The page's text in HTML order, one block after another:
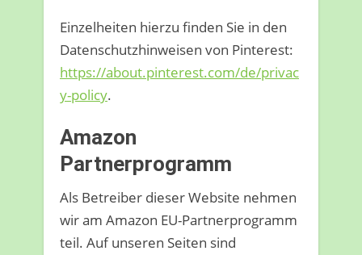
Einzelheiten hierzu finden Sie in den
Datenschutzhinweisen von Pinterest:
https://about.pinterest.com/de/privac
y-policy.
Amazon
Partnerprogramm
Als Betreiber dieser Website nehmen
wir am Amazon EU-Partnerprogramm
teil. Auf unseren Seiten sind